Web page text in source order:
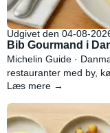
Udgivet den 04-08-
Bib Gourmand i
Michelin Guide ·
restauranter med by,
Læs mere →